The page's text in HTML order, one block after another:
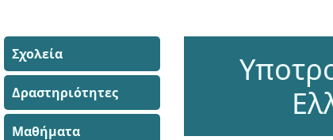
Σχολεία
Δραστηριότητες
Μαθήματα